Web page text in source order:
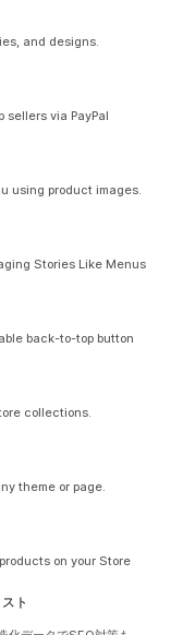
and designs.
via PayPal
using product images.
Stories Like Menus
back-to-top button
collections.
theme or page.
on your Store
ト